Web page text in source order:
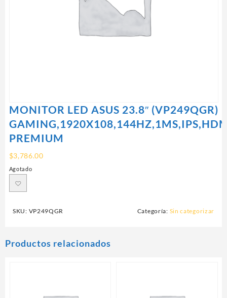
MONITOR LED ASUS 23.8″ (VP249QGR)
PREMIUM
$3,786.00
Agotado
SKU: VP249QGR Categoría: Sin categorizar
Productos relacionados